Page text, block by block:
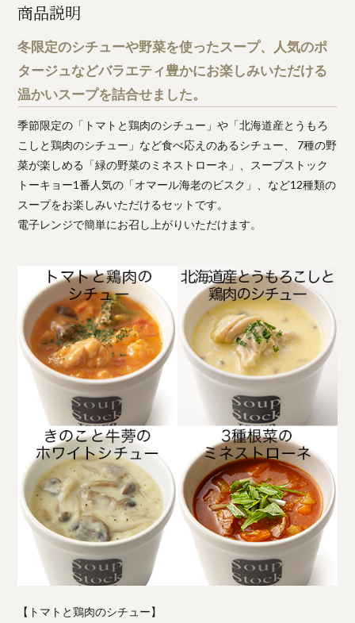
商品説明
冬限定のシチューや野菜を使ったスープ、人気のポ
タージュなどバラエティ豊かにお楽しみいただける
温かいスープを詰合せました。
季節限定の「トマトと鶏肉のシチュー」や「北海道産とうもろ
こしと鶏肉のシチュー」など食べ応えのあるシチュー、 7種の野
菜が楽しめる「緑の野菜のミネストローネ」、スープストック
トーキョー1番人気の「オマール海老のビスク」、など12種類の
スープをお楽しみいただけるセットです。
電子レンジで簡単にお召し上がりいただけます。
【トマトと鶏肉のシチュー】